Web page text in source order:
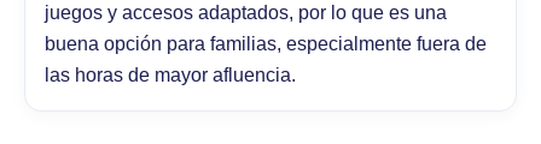
juegos y accesos adaptados, por lo que es una
buena opción para familias, especialmente fuera de
las horas de mayor afluencia.